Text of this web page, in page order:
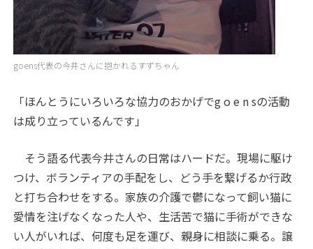
goens代表の今井さんに抱かれるすずちゃん
「ほんとうにいろいろな協力のおかげでg o e n sの活動
は成り立っているんです」
そう語る代表今井さんの日常はハードだ。現場に駆け
つけ、ボランティアの手配をし、どう手を繋げるか行政
と打ち合わせをする。家族の介護で鬱になって飼い猫に
愛情を注げなくなった人や、生活苦で猫に手術ができな
い人がいれば、何度も足を運び、親身に相談に乗る。譲